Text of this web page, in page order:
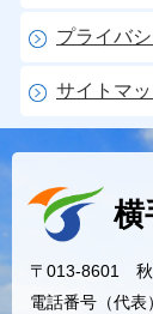
プライバ
サイトマ
横
〒013-8601 秋
電話番号（代